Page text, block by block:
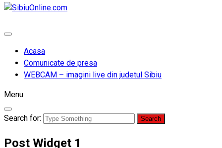
Acasa
Comunicate de presa
WEBCAM – imagini live din judetul Sibiu
Menu
Search for:
Post Widget 1